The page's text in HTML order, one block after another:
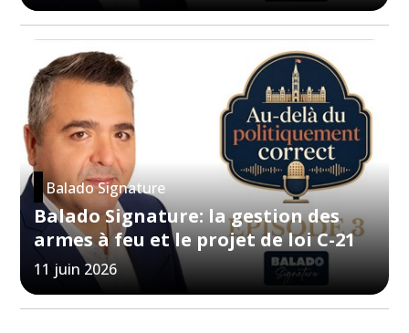
Balado Signature
Balado Signature: la gestion des
armes à feu et le projet de loi C-21
11 juin 2026